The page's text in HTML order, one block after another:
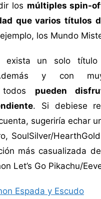
los múltiples spin-
que varios títulos
los Mundo
exista un solo
y con
todos pueden
. Si debiese
sugeriría echar
SoulSilver/
más casualizada
Let’s Go Pikachu/
Espada y Escudo